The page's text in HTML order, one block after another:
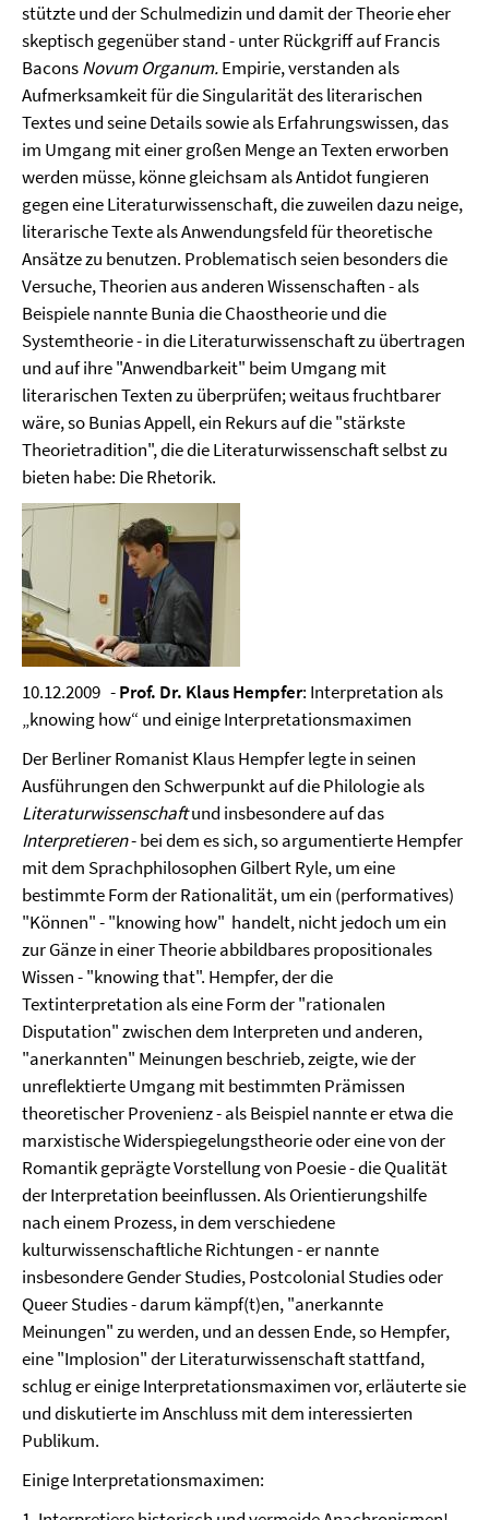
stützte und der Schulmedizin und damit der Theorie eher
skeptisch gegenüber stand - unter Rückgriff auf Francis
BaconsNovum Organum.Empirie, verstanden als
Aufmerksamkeit für die Singularität des literarischen
Textes und seine Details sowie als Erfahrungswissen, das
im Umgang mit einer großen Menge an Texten erworben
werden müsse, könne gleichsam als Antidot fungieren
gegen eine Literaturwissenschaft, die zuweilen dazu neige,
literarische Texte als Anwendungsfeld für theoretische
Ansätze zu benutzen. Problematisch seien besonders die
Versuche, Theorien aus anderen Wissenschaften - als
Beispiele nannte Bunia die Chaostheorie und die
Systemtheorie - in die Literaturwissenschaft zu übertragen
und auf ihre "Anwendbarkeit" beim Umgang mit
literarischen Texten zu überprüfen; weitaus fruchtbarer
wäre, so Bunias Appell, ein Rekurs auf die "stärkste
Theorietradition", die die Literaturwissenschaft selbst zu
bieten habe: Die Rhetorik.
10.12.2009 -Prof. Dr. Klaus Hempfer: Interpretation als
„knowing how“ und einige Interpretationsmaximen
Der Berliner Romanist Klaus Hempfer legte in seinen
Ausführungen den Schwerpunkt auf die Philologie als
Literaturwissenschaftund insbesondere auf das
Interpretieren- bei dem es sich, so argumentierte Hempfer
mit dem Sprachphilosophen Gilbert Ryle, um eine
bestimmte Form der Rationalität, um ein (performatives)
"Können" - "knowing how" handelt, nicht jedoch um ein
zur Gänze in einer Theorie abbildbares propositionales
Wissen - "knowing that". Hempfer, der die
Textinterpretation als eine Form der "rationalen
Disputation" zwischen dem Interpreten und anderen,
"anerkannten" Meinungen beschrieb, zeigte, wie der
unreflektierte Umgang mit bestimmten Prämissen
theoretischer Provenienz - als Beispiel nannte er etwa die
marxistische Widerspiegelungstheorie oder eine von der
Romantik geprägte Vorstellung von Poesie - die Qualität
der Interpretation beeinflussen. Als Orientierungshilfe
nach einem Prozess, in dem verschiedene
kulturwissenschaftliche Richtungen - er nannte
insbesondere Gender Studies, Postcolonial Studies oder
Queer Studies - darum kämpf(t)en, "anerkannte
Meinungen" zu werden, und an dessen Ende, so Hempfer,
eine "Implosion" der Literaturwissenschaft stattfand,
schlug er einige Interpretationsmaximen vor, erläuterte sie
und diskutierte im Anschluss mit dem interessierten
Publikum.
Einige Interpretationsmaximen: